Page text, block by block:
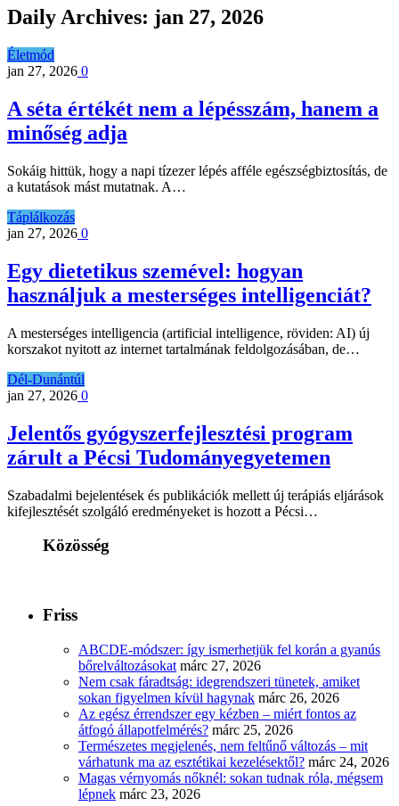
Daily Archives: jan 27, 2026
Életmód
jan 27, 2026 0
A séta értékét nem a lépésszám, hanem a
minőség adja
Sokáig hittük, hogy a napi tízezer lépés afféle egészségbiztosítás, de
a kutatások mást mutatnak. A…
Táplálkozás
jan 27, 2026 0
Egy dietetikus szemével: hogyan
használjuk a mesterséges intelligenciát?
A mesterséges intelligencia (artificial intelligence, röviden: AI) új
korszakot nyitott az internet tartalmának feldolgozásában, de…
Dél-Dunántúl
jan 27, 2026 0
Jelentős gyógyszerfejlesztési program
zárult a Pécsi Tudományegyetemen
Szabadalmi bejelentések és publikációk mellett új terápiás eljárások
kifejlesztését szolgáló eredményeket is hozott a Pécsi…
Közösség
Friss
ABCDE‑módszer: így ismerhetjük fel korán a gyanús
bőrelváltozásokat márc 27, 2026
Nem csak fáradtság: idegrendszeri tünetek, amiket
sokan figyelmen kívül hagynak márc 26, 2026
Az egész érrendszer egy kézben – miért fontos az
átfogó állapotfelmérés? márc 25, 2026
Természetes megjelenés, nem feltűnő változás – mit
várhatunk ma az esztétikai kezelésektől? márc 24, 2026
Magas vérnyomás nőknél: sokan tudnak róla, mégsem
lépnek márc 23, 2026